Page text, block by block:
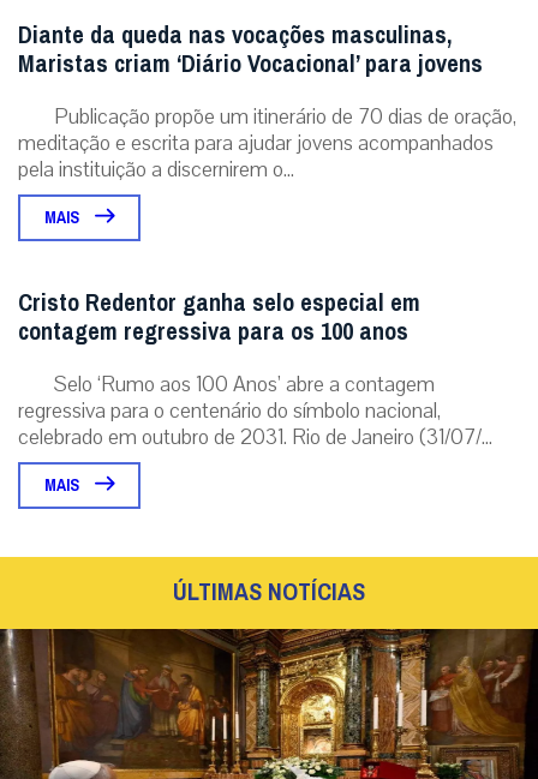
Diante da queda nas vocações masculinas,
Maristas criam ‘Diário Vocacional’ para jovens
Publicação propõe um itinerário de 70 dias de oração,
meditação e escrita para ajudar jovens acompanhados
pela instituição a discernirem o...
MAIS
Cristo Redentor ganha selo especial em
contagem regressiva para os 100 anos
Selo ‘Rumo aos 100 Anos’ abre a contagem
regressiva para o centenário do símbolo nacional,
celebrado em outubro de 2031. Rio de Janeiro (31/07/...
MAIS
ÚLTIMAS NOTÍCIAS